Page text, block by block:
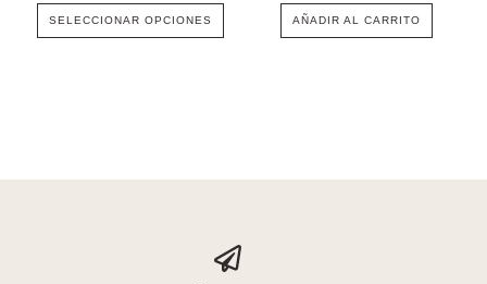
SELECCIONAR OPCIONES AÑADIR AL CARRITO